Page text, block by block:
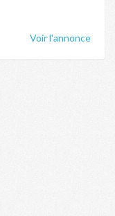
Voir l'annonce